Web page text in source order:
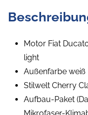
Motor Fiat
light
Außenfarbe weiß
Stilwelt Cherry
Aufbau-Paket